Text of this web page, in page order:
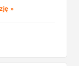
Weglot
»